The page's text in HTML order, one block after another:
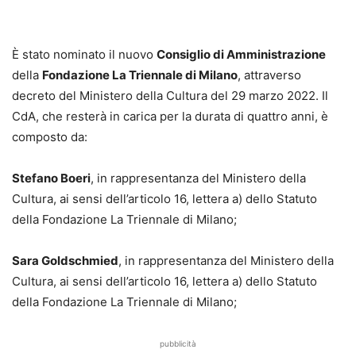
È stato nominato il nuovo Consiglio di Amministrazione
della Fondazione La Triennale di Milano, attraverso
decreto del Ministero della Cultura del 29 marzo 2022. Il
CdA, che resterà in carica per la durata di quattro anni, è
composto da:
Stefano Boeri, in rappresentanza del Ministero della
Cultura, ai sensi dell’articolo 16, lettera a) dello Statuto
della Fondazione La Triennale di Milano;
Sara Goldschmied, in rappresentanza del Ministero della
Cultura, ai sensi dell’articolo 16, lettera a) dello Statuto
della Fondazione La Triennale di Milano;
pubblicità